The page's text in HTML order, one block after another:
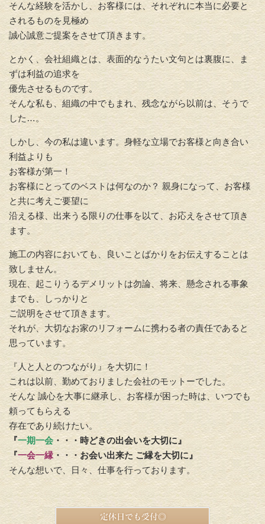
そんな経験を活かし、お客様には、それぞれに本当に必要と
されるものを見極め
誠心誠意ご提案をさせて頂きます。
とかく、会社組織とは、表面的なうたい文句とは裏腹に、ま
ずは利益の追求を
優先させるものです。
そんな私も、組織の中でもまれ、残念ながら以前は、そうで
した…。
しかし、今の私は違います。身軽な立場でお客様と向き合い
利益よりも
お客様が第一！
お客様にとってのベストは何なのか？ 親身になって、お客様
と共に考えご要望に
沿える様、出来うる限りの仕事を以て、お応えをさせて頂き
ます。
施工の内容においても、良いことばかりをお伝えすることは
致しません。
現在、起こりうるデメリットは勿論、将来、懸念される事象
までも、しっかりと
ご説明をさせて頂きます。
それが、大切なお家のリフォームに携わる者の責任であると
思っています。
『人と人とのつながり』を大切に！
これは以前、勤めておりました会社のモットーでした。
そんな 誠心を大事に継承し、お客様が困った時は、いつでも
頼ってもらえる
存在であり続けたい。
『一期一会 ・・・時どきの出会いを大切に』
『一会一縁・・・お会い出来た ご縁を大切に』
そんな想いで、日々、仕事を行っております。